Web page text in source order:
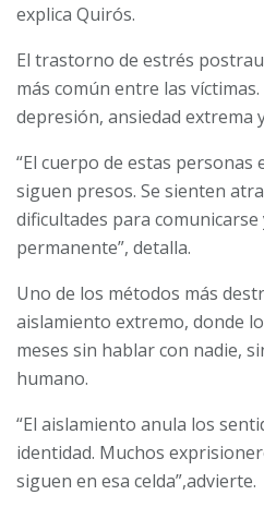
explica Quirós.
El trastorno de estrés
más común entre las
depresión, ansiedad extrema
“El cuerpo de estas
siguen presos. Se sienten
dificultades para
permanente”, detalla.
Uno de los métodos más
aislamiento extremo, donde
meses sin hablar con nadie,
humano.
“El aislamiento anula los
identidad. Muchos
siguen en esa celda”,advierte.